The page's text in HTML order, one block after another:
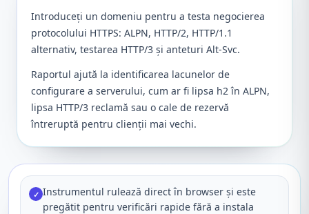
Introduceți un domeniu pentru a testa negocierea
protocolului HTTPS: ALPN, HTTP/2, HTTP/1.1
alternativ, testarea HTTP/3 și anteturi Alt-Svc.
Raportul ajută la identificarea lacunelor de
configurare a serverului, cum ar fi lipsa h2 în ALPN,
lipsa HTTP/3 reclamă sau o cale de rezervă
întreruptă pentru clienții mai vechi.
✓ Instrumentul rulează direct în browser și este
pregătit pentru verificări rapide fără a instala